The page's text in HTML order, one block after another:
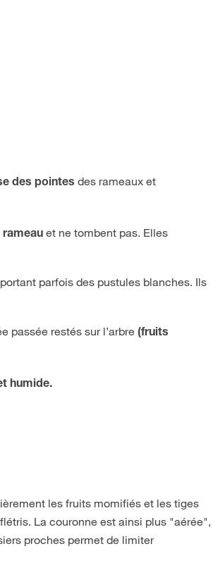
des pointes des rameaux et
rameau et ne tombent pas. Elles
parfois des pustules blanches. Ils
passée restés sur l’arbre(fruits
humide.
les fruits momifiés et les tiges
La couronne est ainsi plus "aérée",
proches permet de limiter